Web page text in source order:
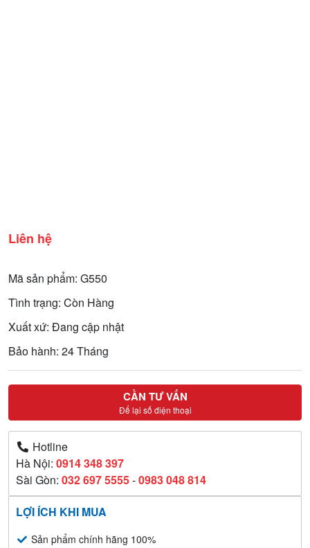
Liên hệ
Mã sản phẩm: G550
Tình trạng: Còn Hàng
Xuất xứ: Đang cập nhật
Bảo hành: 24 Tháng
CẦN TƯ VẤN
Để lại số điện thoại
Hotline
Hà Nội: 0914 348 397
Sài Gòn: 032 697 5555-0983 048 814
LỢI ÍCH KHI MUA
Sản phẩm chính hãng 100%